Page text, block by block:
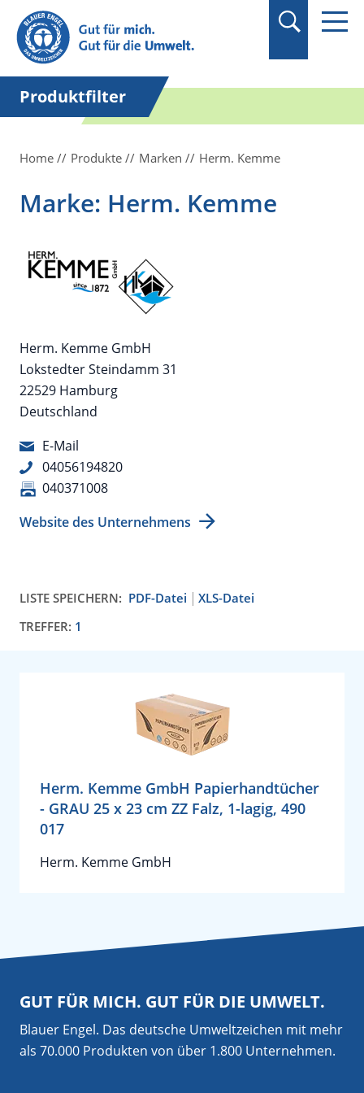
Suchbegriff in
Anführungszeichen
setzen.
Produktfilter
Home Produkte Marken Herm. Kemme
Marke: Herm. Kemme
Herm. Kemme GmbH
Lokstedter Steindamm 31
22529 Hamburg
Deutschland
E-Mail
04056194820
040371008
Website des Unternehmens
LISTE SPEICHERN: PDF-Datei
XLS-Datei
TREFFER: 1
Herm. Kemme GmbH Papierhandtücher
- GRAU 25 x 23 cm ZZ Falz, 1-lagig, 490
017
Herm. Kemme GmbH
GUT FÜR MICH. GUT FÜR DIE UMWELT.
Blauer Engel. Das deutsche Umweltzeichen mit mehr
als 70.000 Produkten von über 1.800 Unternehmen.